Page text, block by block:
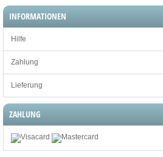
INFORMATIONEN
Hilfe
Zahlung
Lieferung
ZAHLUNG